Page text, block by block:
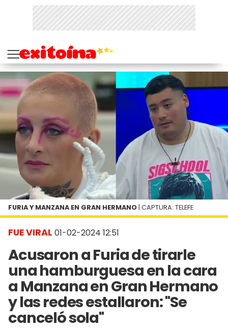
FUE VIRAL 01-02-2024 12:51
Acusaron a Furia de tirarle
una hamburguesa en la cara
a Manzana en Gran Hermano
y las redes estallaron: "Se
canceló sola"
FURIA Y MANZANA EN GRAN HERMANO | CAPTURA: TELEFE